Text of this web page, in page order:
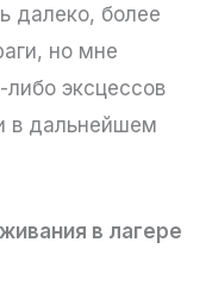
далеко, более
но мне
либо эксцессов
в дальнейшем
в лагере